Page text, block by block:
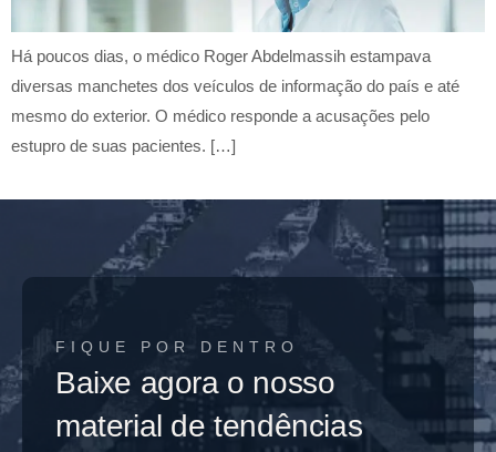
Há poucos dias, o médico Roger Abdelmassih estampava
diversas manchetes dos veículos de informação do país e até
mesmo do exterior. O médico responde a acusações pelo
estupro de suas pacientes. […]
FIQUE POR DENTRO
Baixe agora o nosso
material de tendências